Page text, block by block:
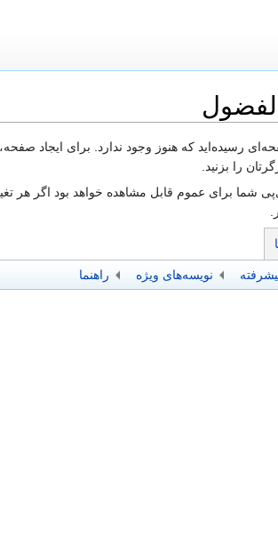
رسیده‌اید که هنوز وجود ندارد. برای ایجاد
را بزنید.
شما برای عموم قابل مشاهده خواهد بود اگر هر
نویسه‌های ویژه راهنما